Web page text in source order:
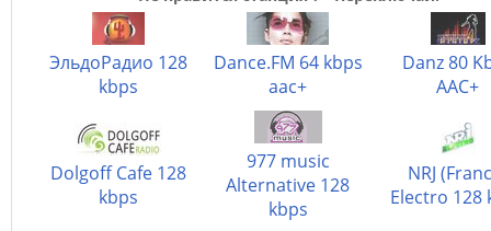
ЭльдоРадио 128
kbps
Dance.FM 64 kbps
aac+
Danz 80
AAC+
Dolgoff Cafe 128
kbps
977 music
Alternative 128
kbps
NRJ
Electro 128